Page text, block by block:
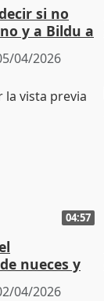
si no
y a Bildu a
04/2026
04:57
nueces y
Santa
04/2026